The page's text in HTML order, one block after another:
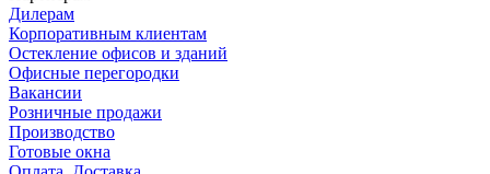
Дилерам
Корпоративным клиентам
Остекление офисов и зданий
Офисные перегородки
Вакансии
Розничные продажи
Производство
Готовые окна